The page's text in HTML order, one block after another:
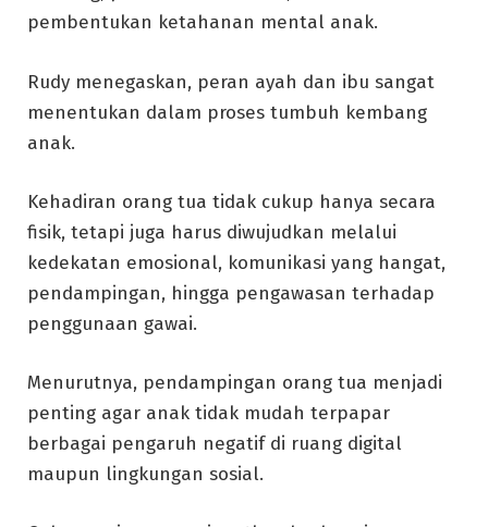
pembentukan ketahanan mental anak.
Rudy menegaskan, peran ayah dan ibu sangat
menentukan dalam proses tumbuh kembang
anak.
Kehadiran orang tua tidak cukup hanya secara
fisik, tetapi juga harus diwujudkan melalui
kedekatan emosional, komunikasi yang hangat,
pendampingan, hingga pengawasan terhadap
penggunaan gawai.
Menurutnya, pendampingan orang tua menjadi
penting agar anak tidak mudah terpapar
berbagai pengaruh negatif di ruang digital
maupun lingkungan sosial.